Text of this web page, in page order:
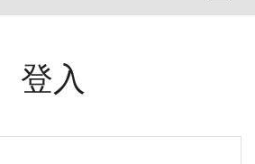
登入